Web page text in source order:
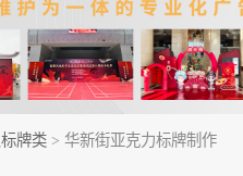
牌类 > 华新街亚克力标牌制作
形象墙类
写真喷绘类
条幅